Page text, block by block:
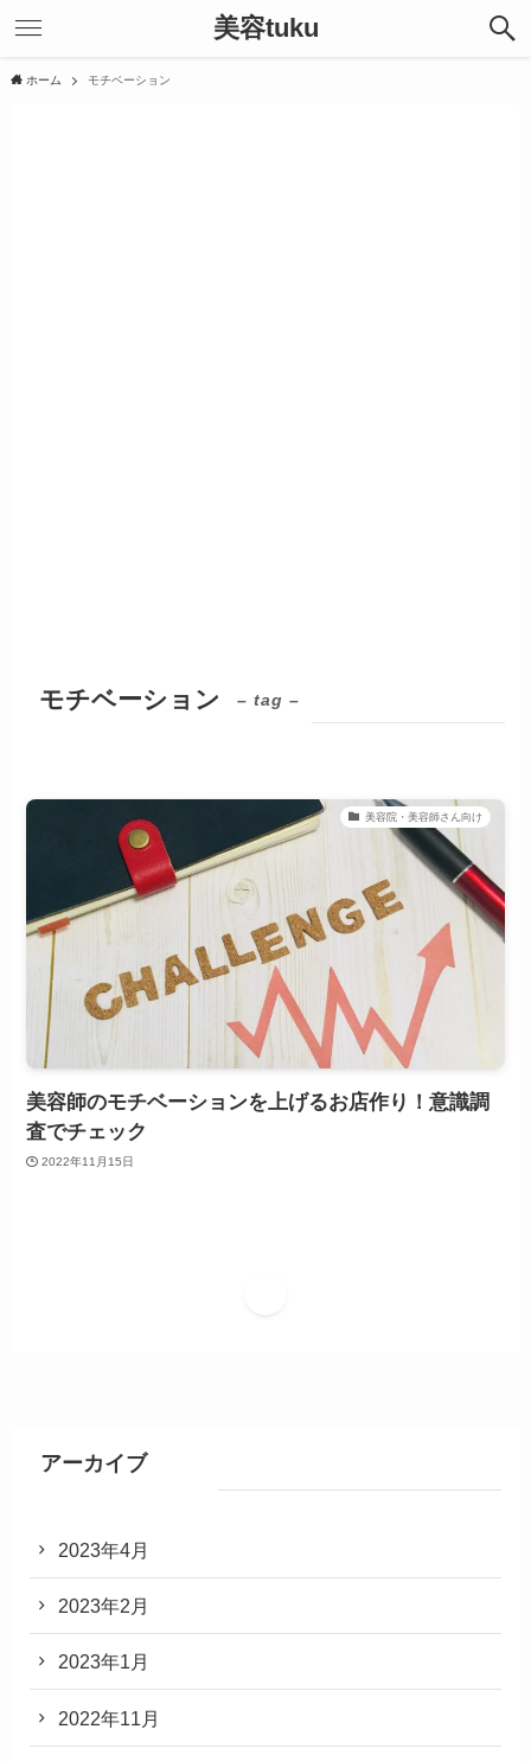
美容tuku
ホーム モチベーション
モチベーション – tag –
美容院・美容師さん向け
美容師のモチベーションを上げるお店作り！意識調
査でチェック
2022年11月15日
アーカイブ
2023年4月
2023年2月
2023年1月
2022年11月